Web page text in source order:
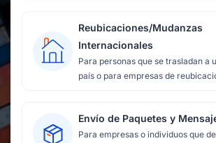
Reubicaciones/Mudanzas
Internacionales
Para personas que se trasladan a
país o para empresas de
Envío de Paquetes y
Para empresas o individuos que